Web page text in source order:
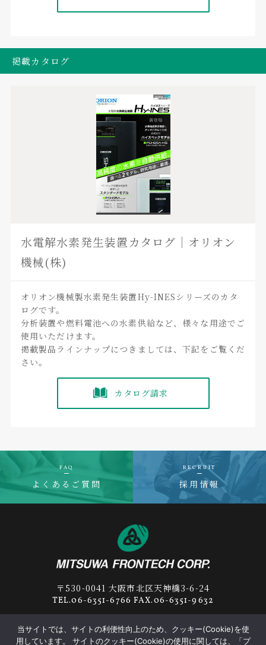
掲載カタログ
水電解水素発生装置カタログ｜オリオン
機械(株)
オリオン機械製水素発生装置Hy-INESシリーズのカタ
ログです。
分析装置や燃料電池への水素供給など、様々な用途でご
使用いただけます。
掲載製品ラインナップにつきましては、下記をご覧くだ
さい。
カタログ請求
FAQ
よくあるご質問
RECRUIT
採用情報
〒530-0041 大阪市北区天神橋3-6-24
TEL.06-6351-6766 FAX.06-6351-9632
当サイトでは、サイトの利便性向上のため、クッキー(Cookie)を使
用しています。 サイトのクッキー(Cookie)の使用に関しては、「プ